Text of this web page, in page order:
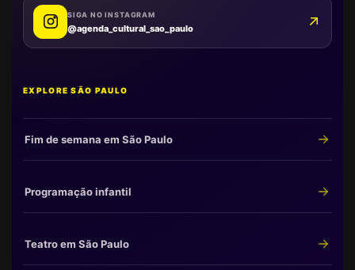
SIGA NO INSTAGRAM
@agenda_cultural_sao_paulo
EXPLORE SÃO PAULO
Fim de semana em São Paulo
Programação infantil
Teatro em São Paulo